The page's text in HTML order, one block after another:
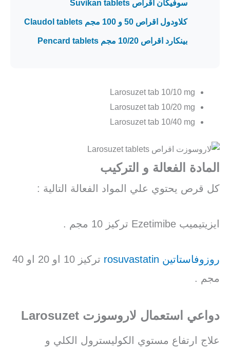
سوفيكان اقراص Suvikan tablets
كلاودول اقراص 50 و 100 مجم Claudol tablets
بينكارد اقراص 10/20 مجم Pencard tablets
Larosuzet tab 10/10 mg
Larosuzet tab 10/20 mg
Larosuzet tab 10/40 mg
المادة الفعالة و التركيب
كل قرص يحتوي علي المواد الفعالة التالية :
ايزيتيميب Ezetimibe تركيز 10 مجم .
روزوفاستاتين rosuvastatin
تركيز 10 او 20 او 40
مجم .
دواعي استعمال لاروسوزت Larosuzet
علاج ارتفاع مستوي الكوليسترول الكلي و